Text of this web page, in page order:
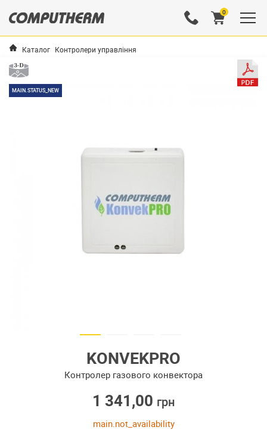
0
Каталог Контролери управління
MAIN.STATUS_NEW
KONVEKPRO
Контролер газового конвектора
1 341,00 грн
main.not_availability